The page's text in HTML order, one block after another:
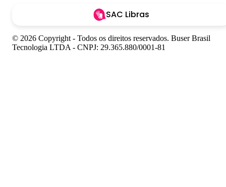
SAC Libras
© 2026 Copyright - Todos os direitos reservados. Buser Brasil
Tecnologia LTDA - CNPJ: 29.365.880/0001-81